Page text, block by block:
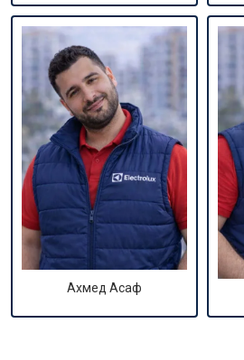
Ахмед Асаф